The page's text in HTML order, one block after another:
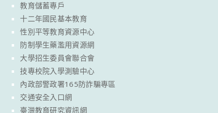
教育儲蓄專戶
十二年國民基本教育
性別平等教育資源中心
防制學生藥濫用資源網
大學招生委員會聯合會
技專校院入學測驗中心
內政部警政署165防詐騙專區
交通安全入口網
臺灣教育研究資訊網